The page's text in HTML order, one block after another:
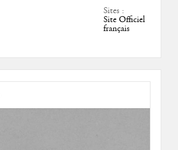
Sites :
Site Officiel
français